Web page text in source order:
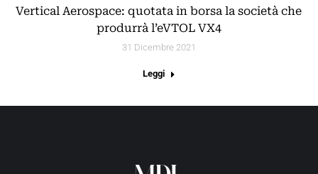
Vertical Aerospace: quotata in borsa la società che
produrrà l’eVTOL VX4
31 Dicembre 2021
Leggi